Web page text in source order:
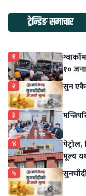
ट्रेन्डिङ समाचार
१
१०
२ सुन
३
४
मूल्य
५